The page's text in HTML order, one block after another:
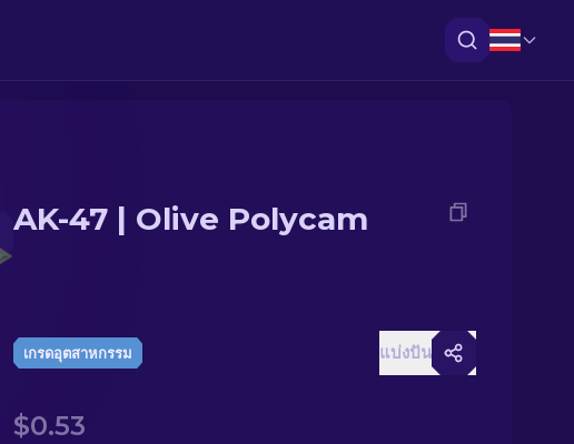
AK-47 | Olive Polycam
เกรดอุตสาหกรรม แบ่งปัน
$0.53